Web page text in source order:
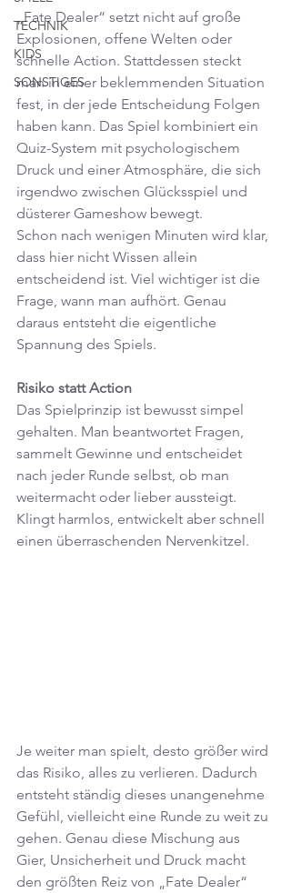
TECHNIK
KIDS
SONSTIGES
„Fate Dealer“ setzt nicht auf große
Explosionen, offene Welten oder
schnelle Action. Stattdessen steckt
man in einer beklemmenden Situation
fest, in der jede Entscheidung Folgen
haben kann. Das Spiel kombiniert ein
Quiz-System mit psychologischem
Druck und einer Atmosphäre, die sich
irgendwo zwischen Glücksspiel und
düsterer Gameshow bewegt.
Schon nach wenigen Minuten wird klar,
dass hier nicht Wissen allein
entscheidend ist. Viel wichtiger ist die
Frage, wann man aufhört. Genau
daraus entsteht die eigentliche
Spannung des Spiels.
Risiko statt Action
Das Spielprinzip ist bewusst simpel
gehalten. Man beantwortet Fragen,
sammelt Gewinne und entscheidet
nach jeder Runde selbst, ob man
weitermacht oder lieber aussteigt.
Klingt harmlos, entwickelt aber schnell
einen überraschenden Nervenkitzel.
Je weiter man spielt, desto größer wird
das Risiko, alles zu verlieren. Dadurch
entsteht ständig dieses unangenehme
Gefühl, vielleicht eine Runde zu weit zu
gehen. Genau diese Mischung aus
Gier, Unsicherheit und Druck macht
den größten Reiz von „Fate Dealer“